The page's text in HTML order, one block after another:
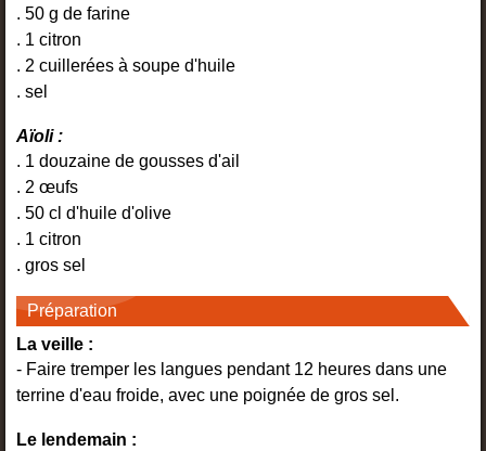
. 50 g de farine
. 1 citron
. 2 cuillerées à soupe d'huile
. sel
Aïoli :
. 1 douzaine de gousses d'ail
. 2 œufs
. 50 cl d'huile d'olive
. 1 citron
. gros sel
Préparation
La veille :
- Faire tremper les langues pendant 12 heures dans une
terrine d'eau froide, avec une poignée de gros sel.
Le lendemain :